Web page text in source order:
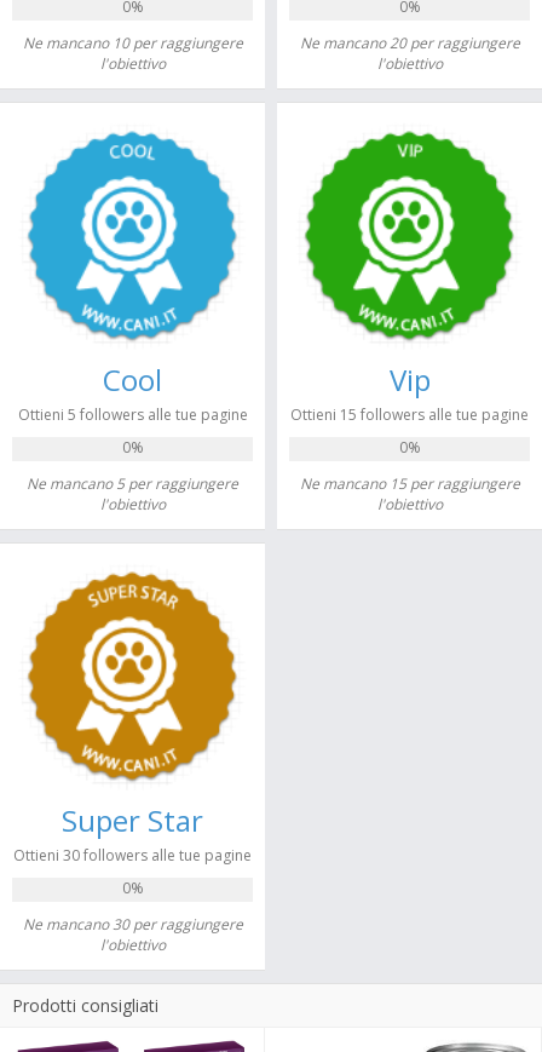
0%
Ne mancano 10 per raggiungere
l'obiettivo
0%
Ne mancano 20 per raggiungere
l'obiettivo
Cool
Ottieni 5 followers alle tue pagine
0%
Ne mancano 5 per raggiungere
l'obiettivo
Vip
Ottieni 15 followers alle tue pagine
0%
Ne mancano 15 per raggiungere
l'obiettivo
Super Star
Ottieni 30 followers alle tue pagine
0%
Ne mancano 30 per raggiungere
l'obiettivo
Prodotti consigliati